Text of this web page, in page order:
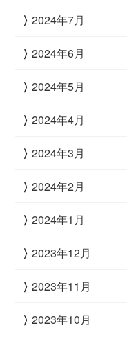
2024年7月
2024年6月
2024年5月
2024年4月
2024年3月
2024年2月
2024年1月
2023年12月
2023年11月
2023年10月